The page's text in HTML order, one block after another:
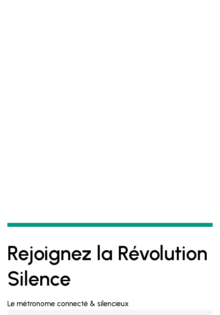
Rejoignez la Révolution
Silence
Le métronome connecté & silencieux